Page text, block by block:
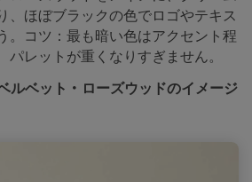
、ほぼブラックの色でロゴやテキス
。コツ：最も暗い色はアクセント程
パレットが重くなりすぎません。
ルベット・ローズウッドのイメージ